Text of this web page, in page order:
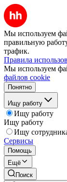
Мы используем
правильную
трафик.
Правила
Мы используем
файлов cookie
Понятно
Ищу работу
Ищу работу
Ищу работу
Ищу
Сервисы
Помощь
Ещё
Поиск